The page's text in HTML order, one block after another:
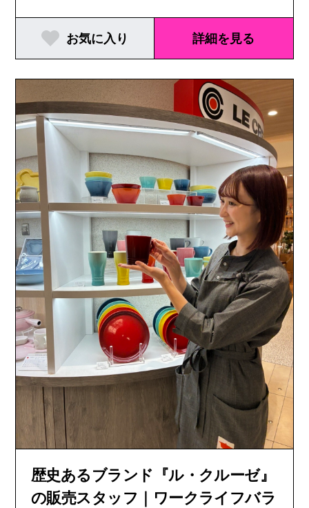
お気に入り 詳細を見る
歴史あるブランド『ル・クルーゼ』
の販売スタッフ｜ワークライフバラ